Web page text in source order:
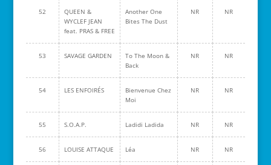
52
QUEEN &
WYCLEF JEAN
feat. PRAS & FREE
Another One
Bites The Dust
NR NR
53 SAVAGE GARDEN
To The Moon &
Back
NR NR
54 LES ENFOIRÉS
Bienvenue Chez
Moi
NR NR
55 S.O.A.P. Ladidi Ladida NR NR
56 LOUISE ATTAQUE Léa NR NR